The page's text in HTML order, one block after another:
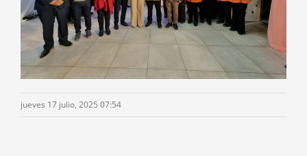
jueves 17 julio, 2025 07:54